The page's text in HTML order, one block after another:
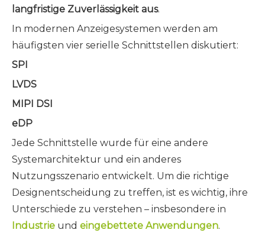
langfristige Zuverlässigkeit aus.
In modernen Anzeigesystemen werden am
häufigsten vier serielle Schnittstellen diskutiert:
SPI
LVDS
MIPI DSI
eDP
Jede Schnittstelle wurde für eine andere
Systemarchitektur und ein anderes
Nutzungsszenario entwickelt. Um die richtige
Designentscheidung zu treffen, ist es wichtig, ihre
Unterschiede zu verstehen – insbesondere in
Industrie und eingebettete Anwendungen.